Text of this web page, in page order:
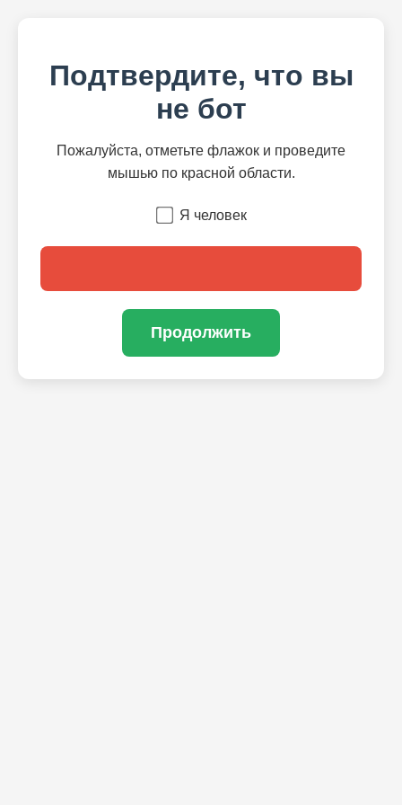
Подтвердите, что вы
не бот
Пожалуйста, отметьте флажок и проведите
мышью по красной области.
Я человек
Продолжить